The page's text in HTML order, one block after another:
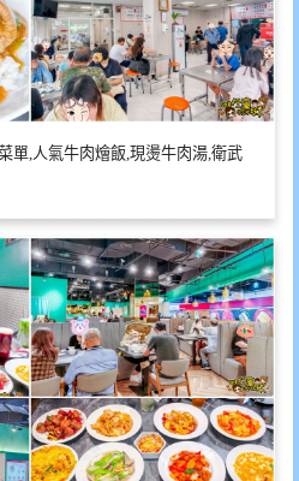
單,人氣牛肉燴飯,現燙牛肉湯,衛武